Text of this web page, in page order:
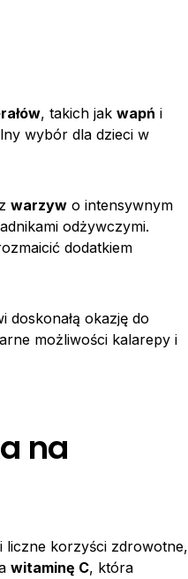
, takich jak wapń i
wybór dla dzieci w
warzyw o intensywnym
odżywczymi.
dodatkiem
doskonałą okazję do
możliwości kalarepy i
na
liczne korzyści zdrowotne,
witaminę C, która